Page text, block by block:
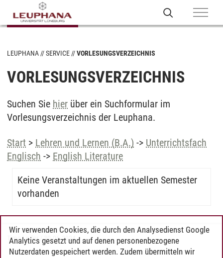
LEUPHANA SERVICE VORLESUNGSVERZEICHNIS
VORLESUNGSVERZEICHNIS
Suchen Sie hier über ein Suchformular im
Vorlesungsverzeichnis der Leuphana.
Start > Lehren und Lernen (B.A.) -> Unterrichtsfach
Englisch -> English Literature
Keine Veranstaltungen im aktuellen Semester
vorhanden
Timo Leder/30.06.2024
Wir verwenden Cookies, die durch den Analysedienst Google
Analytics gesetzt und auf denen personenbezogene
Nutzerdaten gespeichert werden. Zudem übermitteln wir